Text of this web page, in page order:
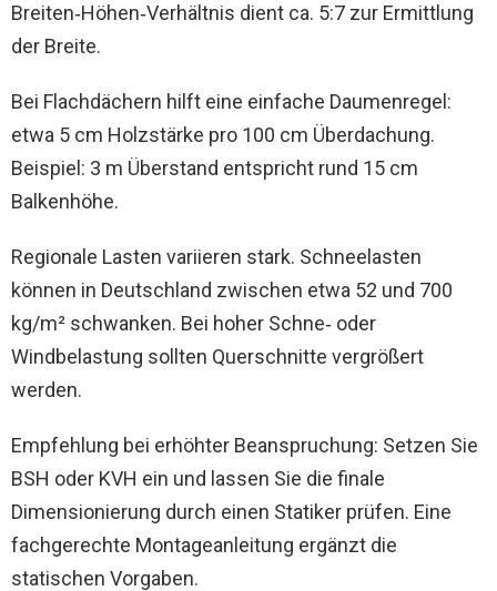
Breiten‑Höhen‑Verhältnis dient ca. 5:7 zur Ermittlung
der Breite.
Bei Flachdächern hilft eine einfache Daumenregel:
etwa 5 cm Holzstärke pro 100 cm Überdachung.
Beispiel: 3 m Überstand entspricht rund 15 cm
Balkenhöhe.
Regionale Lasten variieren stark. Schneelasten
können in Deutschland zwischen etwa 52 und 700
kg/m² schwanken. Bei hoher Schne‑ oder
Windbelastung sollten Querschnitte vergrößert
werden.
Empfehlung bei erhöhter Beanspruchung: Setzen Sie
BSH oder KVH ein und lassen Sie die finale
Dimensionierung durch einen Statiker prüfen. Eine
fachgerechte Montageanleitung ergänzt die
statischen Vorgaben.